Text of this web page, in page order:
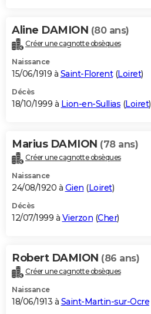
Aline DAMION (80 ans)
Créer une cagnotte obsèques
Naissance
15/06/1919 à Saint-Florent(Loiret)
Décès
18/10/1999 à Lion-en-Sullias (Loiret)
Marius DAMION (78 ans)
Créer une cagnotte obsèques
Naissance
24/08/1920 à Gien (Loiret)
Décès
12/07/1999 à Vierzon (Cher)
Robert DAMION (86 ans)
Créer une cagnotte obsèques
Naissance
18/06/1913 à Saint-Martin-sur-Ocre